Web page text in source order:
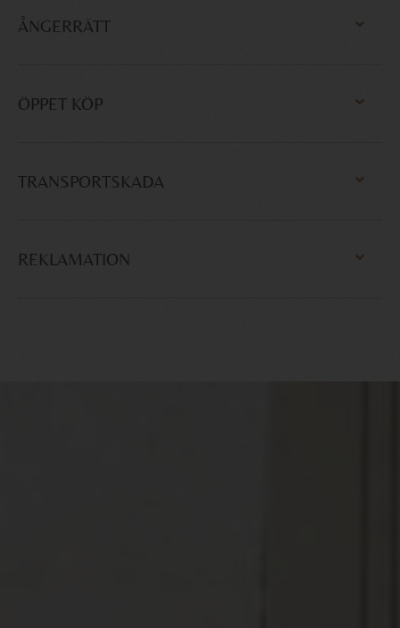
ÅNGERRÄTT
ÖPPET KÖP
TRANSPORTSKADA
REKLAMATION